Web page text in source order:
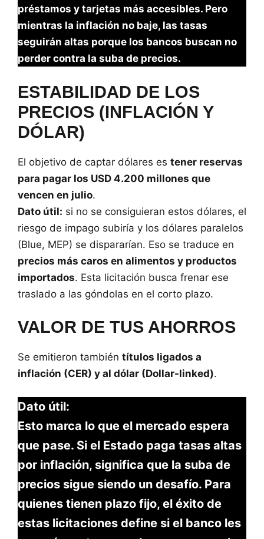
préstamos y tarjetas más accesibles. Pero
mientras la inflación no baje, las tasas
seguirán altas porque los bancos buscan no
perder contra la suba de precios.
ESTABILIDAD DE LOS
PRECIOS (INFLACIÓN Y
DÓLAR)
El objetivo de captar dólares es tener reservas
para pagar los USD 4.200 millones que
vencen en julio.
Dato útil: si no se consiguieran estos dólares, el
riesgo de impago subiría y los dólares paralelos
(Blue, MEP) se dispararían. Eso se traduce en
precios más caros en alimentos y productos
importados. Esta licitación busca frenar ese
traslado a las góndolas en el corto plazo.
VALOR DE TUS AHORROS
Se emitieron también títulos ligados a
inflación (CER) y al dólar (Dollar-linked).
Dato útil:
Esto marca lo que el mercado espera
que pase. Si el Estado paga tasas altas
por inflación, significa que la suba de
precios sigue siendo un desafío. Para
quienes tienen plazo fijo, el éxito de
estas licitaciones define si el banco les